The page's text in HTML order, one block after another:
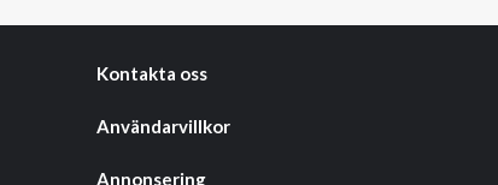
Kontakta oss
Användarvillkor
Annonsering